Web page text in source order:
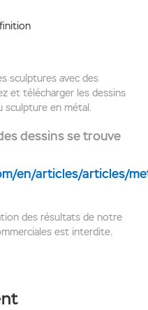
sculptures avec des
et télécharger les dessins
sculpture en métal.
dessins se trouve
en/articles/articles/
des résultats de notre
est interdite.